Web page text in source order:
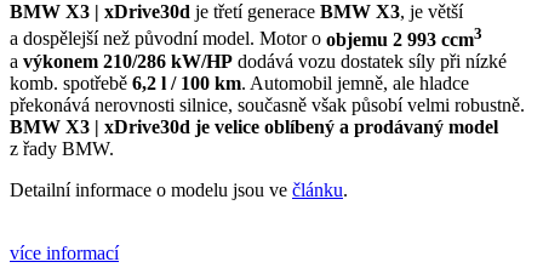
BMW X3 | xDrive30d je třetí generace BMW X3, je větší
a dospělejší než původní model. Motor o objemu 2 993 ccm3
a výkonem 210/286 kW/HP dodává vozu dostatek síly při nízké
komb. spotřebě 6,2 l / 100 km. Automobil jemně, ale hladce
překonává nerovnosti silnice, současně však působí velmi robustně.
BMW X3 | xDrive30d je velice oblíbený a prodávaný model
z řady BMW.
Detailní informace o modelu jsou ve článku.
více informací